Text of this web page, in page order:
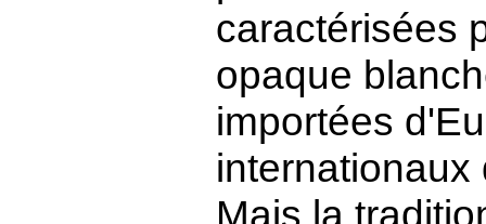
caractérisées
opaque
importées
internationaux
Mais la